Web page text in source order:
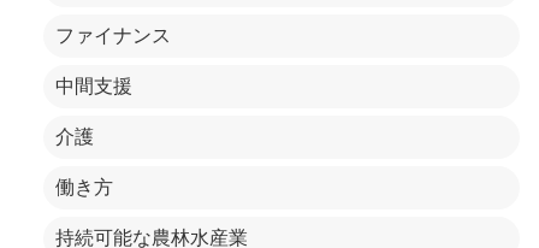
ファイナンス
中間支援
介護
働き方
持続可能な農林水産業